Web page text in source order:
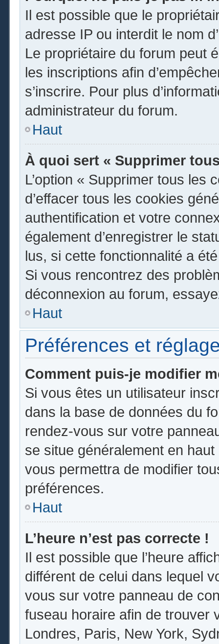
Il est possible que le
adresse IP ou interdit le nom
Le propriétaire du forum peut
les inscriptions afin
s’inscrire. Pour plus
administrateur du forum.
Haut
À quoi sert « Supprimer
L’option « Supprimer tous les
d’effacer tous les cookies
authentification et votre
également d’enregistrer le
lus, si cette fonctionnalité a
Si vous rencontrez des
déconnexion au forum,
Haut
Préférences et
Comment puis-je modifier
Si vous êtes un utilisateur
dans la base de données du
rendez-vous sur votre
se situe généralement en
vous permettra de modifier
préférences.
Haut
L’heure n’est pas correcte !
Il est possible que l’heure
différent de celui dans lequel
vous sur votre panneau de
fuseau horaire afin de trouver
Londres, Paris, New York,